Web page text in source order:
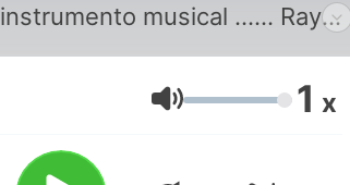
instrumento musical ...... Rayos
Volumen 1 x